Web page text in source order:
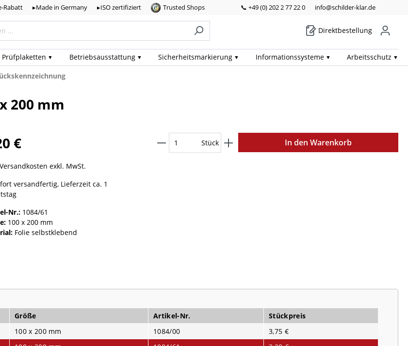
Rabatt ▸Made in Germany ▸ISO zertifiziert Trusted Shops 📞 +49 (0) 202 2 77 22 0 info@schilder-klar.de
Direktbestellung
Prüf­plaketten Betriebs­ausstattung Sicherheits­markierung Informations­systeme Arbeits­schutz
200 mm
€
exkl. MwSt.
Stück In den Warenkorb
versandfertig, Lieferzeit ca. 1
Nr.: 1084/61
100 x 200 mm
Folie selbstklebend
Größe Artikel-Nr.
Stückpreis
100 x 200 mm 1084/00
3,75 €